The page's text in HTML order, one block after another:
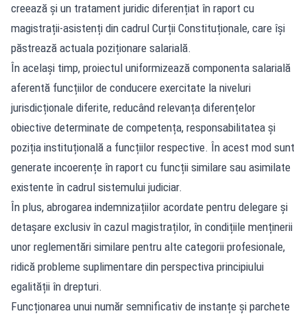
creează și un tratament juridic diferențiat în raport cu
magistrații-asistenți din cadrul Curții Constituționale, care își
păstrează actuala poziționare salarială.
În același timp, proiectul uniformizează componenta salarială
aferentă funcțiilor de conducere exercitate la niveluri
jurisdicționale diferite, reducând relevanța diferențelor
obiective determinate de competența, responsabilitatea și
poziția instituțională a funcțiilor respective. În acest mod sunt
generate incoerențe în raport cu funcții similare sau asimilate
existente în cadrul sistemului judiciar.
În plus, abrogarea indemnizațiilor acordate pentru delegare și
detașare exclusiv în cazul magistraților, în condițiile menținerii
unor reglementări similare pentru alte categorii profesionale,
ridică probleme suplimentare din perspectiva principiului
egalității în drepturi.
Funcționarea unui număr semnificativ de instanțe și parchete